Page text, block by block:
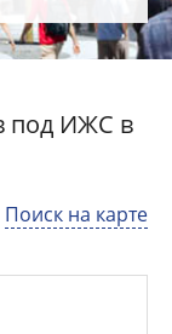
под ИЖС в
Поиск на карте